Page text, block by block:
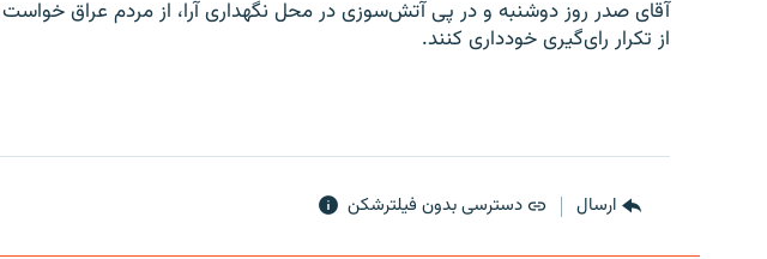
آقای صدر روز دوشنبه و در پی آتش‌سوزی در محل نگهداری آرا، از مردم عراق خواست
از تکرار رای‌گیری خودداری کنند.
ارسال دسترسی بدون فیلترشکن